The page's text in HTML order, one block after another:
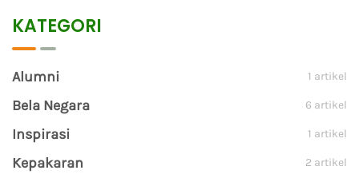
KATEGORI
Alumni 1 artikel
Bela Negara 6 artikel
Inspirasi 1 artikel
Kepakaran 2 artikel